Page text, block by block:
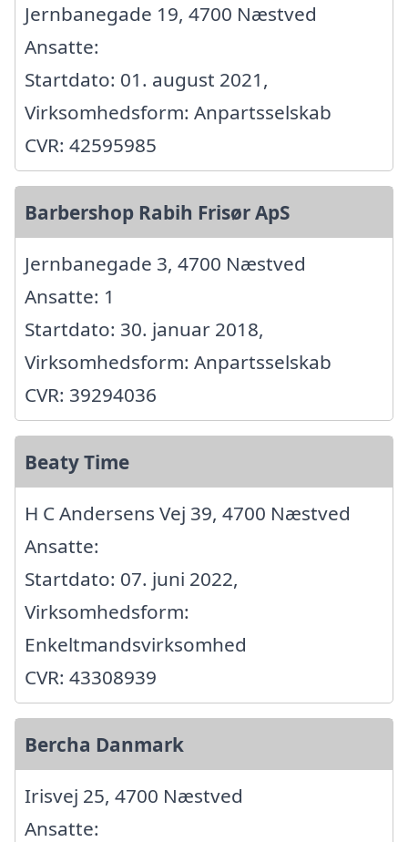
Jernbanegade 19, 4700 Næstved
Ansatte:
Startdato: 01. august 2021,
Virksomhedsform: Anpartsselskab
CVR: 42595985
Barbershop Rabih Frisør ApS
Jernbanegade 3, 4700 Næstved
Ansatte: 1
Startdato: 30. januar 2018,
Virksomhedsform: Anpartsselskab
CVR: 39294036
Beaty Time
H C Andersens Vej 39, 4700 Næstved
Ansatte:
Startdato: 07. juni 2022,
Virksomhedsform:
Enkeltmandsvirksomhed
CVR: 43308939
Bercha Danmark
Irisvej 25, 4700 Næstved
Ansatte: